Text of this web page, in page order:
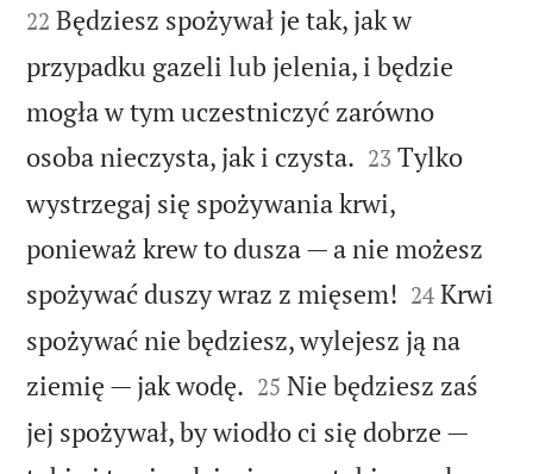
22 Będziesz spożywał je tak, jak w
przypadku gazeli lub jelenia, i będzie
mogła w tym uczestniczyć zarówno
osoba nieczysta, jak i czysta. 

23 Tylko
wystrzegaj się spożywania krwi,
ponieważ krew to dusza — a nie możesz
spożywać duszy wraz z mięsem! 

24 Krwi
spożywać nie będziesz, wylejesz ją na
ziemię — jak wodę. 

25 Nie będziesz zaś
jej spożywał, by wiodło ci się dobrze —